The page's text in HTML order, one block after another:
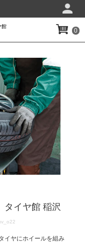
館
0
タイヤ館 稲沢
イヤにホイールを組み